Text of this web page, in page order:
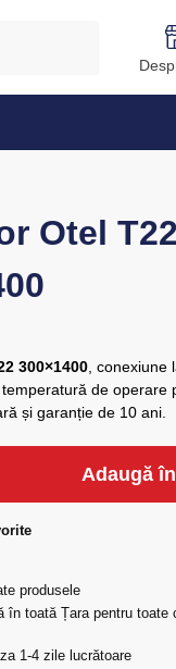
Otel T22
300×1400 ,
de operare
și garanție de 10 ani.
Adaugă
produsele
în toată Țara pentru toate
1-4 zile lucrătoare